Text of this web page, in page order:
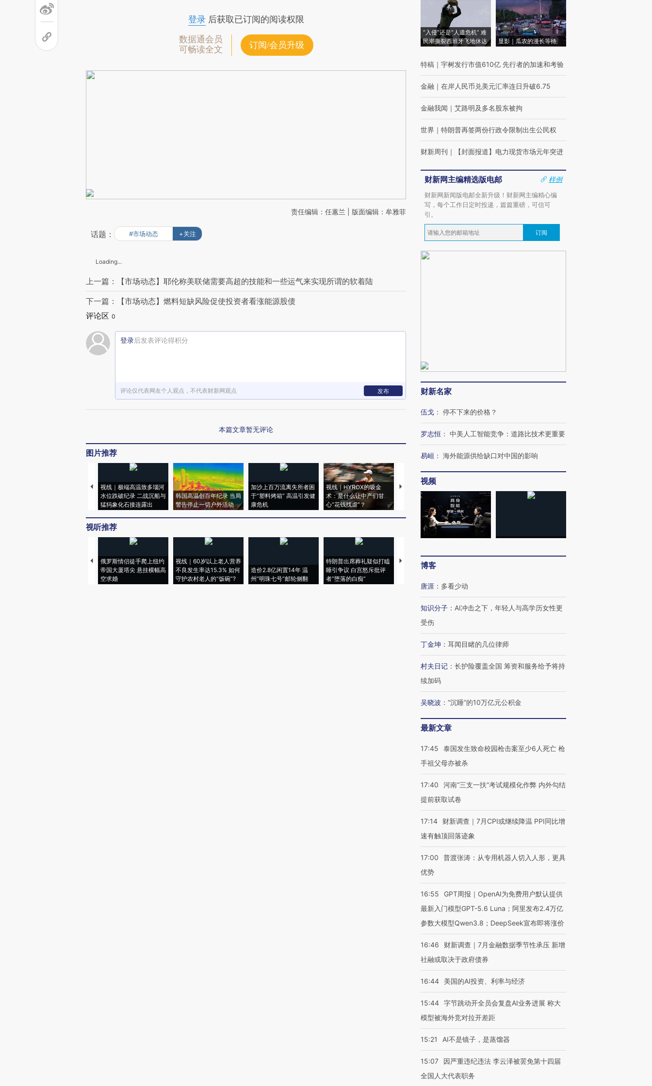
登录后获取已订阅的阅读权限
数据通会员
可畅读全文
订阅/会员升级
责任编辑：任蕙兰 | 版面编辑：牟雅菲
话题： #市场动态 +关注
Loading...
上一篇：【市场动态】耶伦称美联储需要高超的技能和一些运气来实现所谓的软着陆
下一篇：【市场动态】燃料短缺风险促使投资者看涨能源股债
评论区 0
登录后发表评论得积分
评论仅代表网友个人观点，不代表财新网观点 发布
本篇文章暂无评论
图片推荐
视线｜极端高温致多瑙河
水位跌破纪录 二战沉船与
猛犸象化石接连露出
韩国高温创百年纪录 当局
警告停止一切户外活动
加沙上百万流离失所者困
于“塑料烤箱” 高温引发健
康危机
视线｜HYROX的吸金
术：是什么让中产们甘
心“花钱找虐”？
马航飞行员跨国走私7万
粒摇头丸 尿检体内含3种
度Z世代 用街头抗争将教
视听推荐
俄罗斯情侣徒手爬上纽约
帝国大厦塔尖 悬挂横幅高
空求婚
视线｜60岁以上老人营养
不良发生率达15.3% 如何
守护农村老人的“饭碗”?
造价2.8亿闲置14年 温
州“明珠七号”邮轮侧翻
特朗普出席葬礼疑似打瞌
睡引争议 白宫怒斥批评
者“堕落的白痴”
视线｜全球最热百城独占
97个 印度如何熬过48°C
“入侵”还是“人道危机” 难
民潮撕裂西班牙飞地休达
显影｜瓜农的漫长等待
特稿 ｜ 宇树发行市值610亿 先行者的加速和考验
金融 ｜ 在岸人民币兑美元汇率连日升破6.75
金融我闻 ｜ 艾路明及多名股东被拘
世界 ｜ 特朗普再签两份行政令限制出生公民权
财新周刊 ｜ 【封面报道】电力现货市场元年突进
财新网主编精选版电邮
样例
财新网新闻版电邮全新升级！财新网主编精心编
写，每个工作日定时投递，篇篇重磅，可信可
引。
订阅
财新名家
伍戈 ： 停不下来的价格？
罗志恒 ： 中美人工智能竞争：道路比技术更重要
易峘 ： 海外能源供给缺口对中国的影响
视频
博客
唐涯 ： 多看少动
知识分子 ： AI冲击之下，年轻人与高学历女性更
受伤
丁金坤 ： 耳闻目睹的几位律师
村夫日记 ： 长护险覆盖全国 筹资和服务给予将持
续加码
吴晓波 ： “沉睡”的10万亿元公积金
最新文章
17:45
泰国发生致命校园枪击案至少6人死亡 枪
手祖父母亦被杀
17:40
河南“三支一扶”考试规模化作弊 内外勾结
提前获取试卷
17:14
财新调查｜7月CPI或继续降温 PPI同比增
速有触顶回落迹象
17:00
普渡张涛：从专用机器人切入人形，更具
优势
16:55
GPT周报｜OpenAI为免费用户默认提供
最新入门模型GPT-5.6 Luna；阿里发布2.4万亿
参数大模型Qwen3.8；DeepSeek宣布即将涨价
16:46
财新调查｜7月金融数据季节性承压 新增
社融或取决于政府债券
16:44 美国的AI投资、利率与经济
15:44 字节跳动开全员会复盘AI业务进展 称大
模型被海外竞对拉开差距
15:21 AI不是镜子，是蒸馏器
15:07
因严重违纪违法 李云泽被罢免第十四届
全国人大代表职务